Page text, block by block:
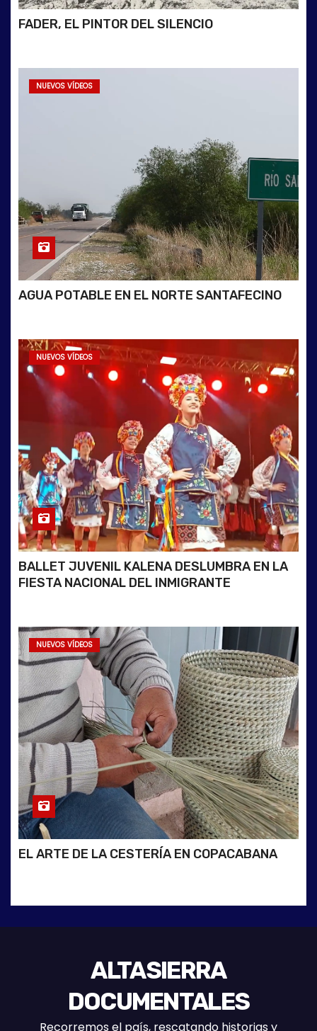
FADER, EL PINTOR DEL SILENCIO
NUEVOS VÍDEOS
AGUA POTABLE EN EL NORTE SANTAFECINO
NUEVOS VÍDEOS
BALLET JUVENIL KALENA DESLUMBRA EN LA
FIESTA NACIONAL DEL INMIGRANTE
NUEVOS VÍDEOS
EL ARTE DE LA CESTERÍA EN COPACABANA
ALTASIERRA
DOCUMENTALES
Recorremos el país, rescatando historias y